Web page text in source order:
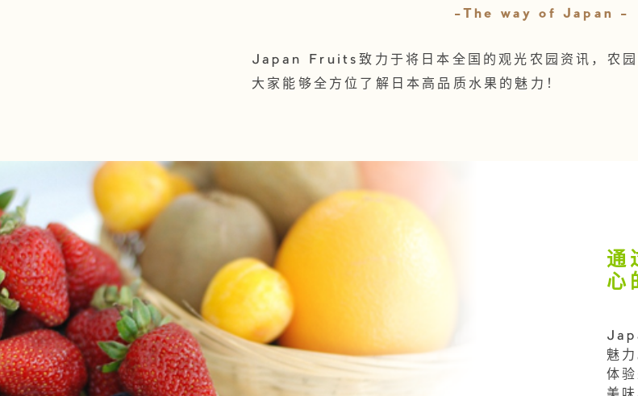
-The way of Japan -
Japan Fruits致力于将日本全国的观光农园资讯，农园
大家能够全方位了解日本高品质水果的魅力！
通
心
魅
体